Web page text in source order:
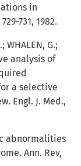
in
731, 1982.
WHALEN, G.;
analysis of
a selective
Engl. J. Med.,
abnormalities
Ann. Rev,